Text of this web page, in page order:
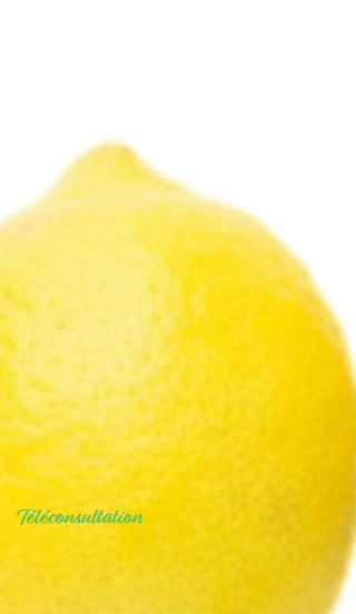
Téléconsultation